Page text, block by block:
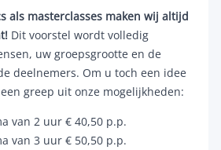
als masterclasses maken wij altijd
Dit voorstel wordt volledig
uw groepsgrootte en de
deelnemers. Om u toch een idee
greep uit onze mogelijkheden:
van 2 uur € 40,50 p.p.
van 3 uur € 50,50 p.p.